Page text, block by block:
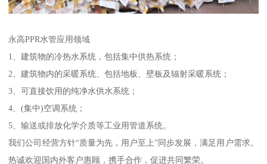
永高PPR水管应用领域
1、建筑物的冷热水系统，包括集中供热系统；
2、建筑物内的采暖系统、包括地板、壁板及辐射采暖系统；
3、可直接饮用的纯净水供水系统；
4、(集中)空调系统；
5、输送或排放化学介质等工业用管道系统。
我们公司经营方针“质量为先，用户至上”同步发展，满足用户需求。
热诚欢迎国内外客户惠顾，携手合作，促进共同繁荣。